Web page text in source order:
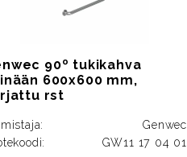
90º tukikahva
600x600 mm,
rst
Genwec
GW11 17 04 01